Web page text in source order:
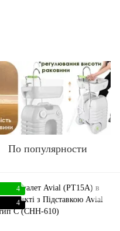
По популярности
4
4